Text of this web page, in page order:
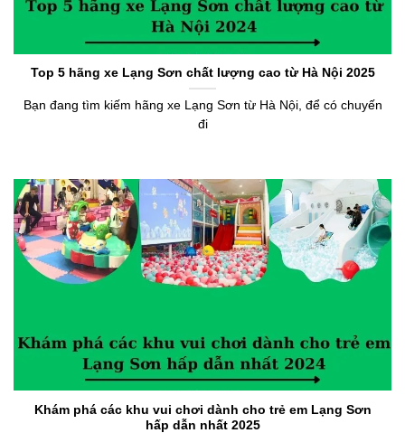
Top 5 hãng xe Lạng Sơn chất lượng cao từ Hà Nội 2025
Bạn đang tìm kiếm hãng xe Lạng Sơn từ Hà Nội, để có chuyến
đi
Khám phá các khu vui chơi dành cho trẻ em Lạng Sơn
hấp dẫn nhất 2025